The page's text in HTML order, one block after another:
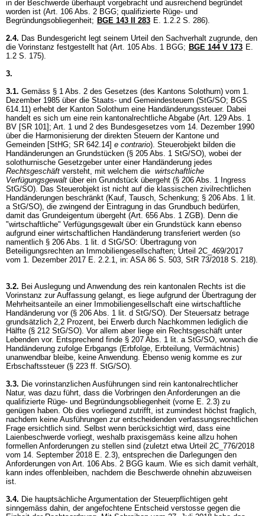
in der Beschwerde überhaupt vorgebracht und ausreichend begründet
worden ist (Art. 106 Abs. 2 BGG; qualifizierte Rüge- und
Begründungsobliegenheit; BGE 143 II 283 E. 1.2.2 S. 286).
2.4. Das Bundesgericht legt seinem Urteil den Sachverhalt zugrunde, den
die Vorinstanz festgestellt hat (Art. 105 Abs. 1 BGG; BGE 144 V 173 E.
1.2 S. 175).
3.
3.1. Gemäss § 1 Abs. 2 des Gesetzes (des Kantons Solothurn) vom 1.
Dezember 1985 über die Staats- und Gemeindesteuern (StG/SO; BGS
614.11) erhebt der Kanton Solothurn eine Handänderungssteuer. Dabei
handelt es sich um eine rein kantonalrechtliche Abgabe (Art. 129 Abs. 1
BV [SR 101]; Art. 1 und 2 des Bundesgesetzes vom 14. Dezember 1990
über die Harmonisierung der direkten Steuern der Kantone und
Gemeinden [StHG; SR 642.14] e contrario). Steuerobjekt bilden die
Handänderungen an Grundstücken (§ 205 Abs. 1 StG/SO), wobei der
solothurnische Gesetzgeber unter einer Handänderung jedes
Rechtsgeschäft versteht, mit welchem die wirtschaftliche
Verfügungsgewalt über ein Grundstück übergeht (§ 206 Abs. 1 Ingress
StG/SO). Das Steuerobjekt ist nicht auf die klassischen zivilrechtlichen
Handänderungen beschränkt (Kauf, Tausch, Schenkung; § 206 Abs. 1 lit.
a StG/SO), die zwingend der Eintragung in das Grundbuch bedürfen,
damit das Grundeigentum übergeht (Art. 656 Abs. 1 ZGB). Denn die
"wirtschaftliche" Verfügungsgewalt über ein Grundstück kann ebenso
aufgrund einer wirtschaftlichen Handänderung transferiert werden (so
namentlich § 206 Abs. 1 lit. d StG/SO: Übertragung von
Beteiligungsrechten an Immobiliengesellschaften; Urteil 2C_469/2017
vom 1. Dezember 2017 E. 2.2.1, in: ASA 86 S. 503, StR 73/2018 S. 218).
3.2. Bei Auslegung und Anwendung des rein kantonalen Rechts ist die
Vorinstanz zur Auffassung gelangt, es liege aufgrund der Übertragung der
Mehrheitsanteile an einer Immobiliengesellschaft eine wirtschaftliche
Handänderung vor (§ 206 Abs. 1 lit. d StG/SO). Der Steuersatz betrage
grundsätzlich 2,2 Prozent, bei Erwerb durch Nachkommen lediglich die
Hälfte (§ 212 StG/SO). Vor allem aber liege ein Rechtsgeschäft unter
Lebenden vor. Entsprechend finde § 207 Abs. 1 lit. a StG/SO, wonach die
Handänderung zufolge Erbgangs (Erbfolge, Erbteilung, Vermächtnis)
unanwendbar bleibe, keine Anwendung. Ebenso wenig komme es zur
Erbschaftssteuer (§ 223 ff. StG/SO).
3.3. Die vorinstanzlichen Ausführungen sind rein kantonalrechtlicher
Natur, was dazu führt, dass die Vorbringen den Anforderungen an die
qualifizierte Rüge- und Begründungsobliegenheit (vorne E. 2.3) zu
genügen haben. Ob dies vorliegend zutrifft, ist zumindest höchst fraglich,
nachdem keine Ausführungen zur entscheidenden verfassungsrechtlichen
Frage ersichtlich sind. Selbst wenn berücksichtigt wird, dass eine
Laienbeschwerde vorliegt, weshalb praxisgemäss keine allzu hohen
formellen Anforderungen zu stellen sind (zuletzt etwa Urteil 2C_776/2018
vom 14. September 2018 E. 2.3), entsprechen die Darlegungen den
Anforderungen von Art. 106 Abs. 2 BGG kaum. Wie es sich damit verhält,
kann indes offenbleiben, nachdem die Beschwerde ohnehin abzuweisen
ist.
3.4. Die hauptsächliche Argumentation der Steuerpflichtigen geht
sinngemäss dahin, der angefochtene Entscheid verstosse gegen die